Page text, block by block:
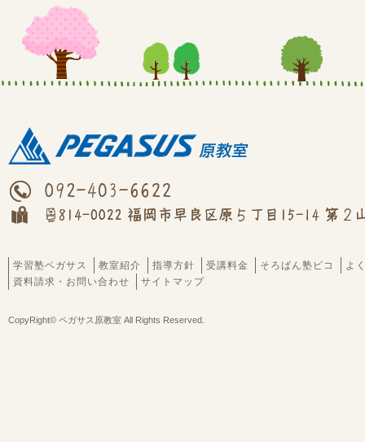
学習塾ペガサス 教室紹介 指導方針 受講料金 そろばん塾ピコ
よ
資料請求・お問い合わせ
サイトマップ
CopyRight© ペガサス原教室 All Rights Reserved.